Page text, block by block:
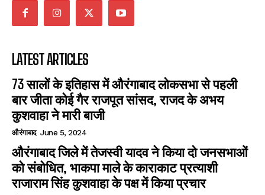
LATEST ARTICLES
73 सालों के इतिहास में औरंगाबाद लोकसभा से पहली
बार जीता कोई गैर राजपूत सांसद, राजद के अभय
कुशवाहा ने मारी बाजी
औरंगाबाद June 5, 2024
औरंगाबाद जिले में तेजस्वी यादव ने किया दो जनसभाओं
को संबोधित, भाकपा माले के काराकाट प्रत्याशी
राजाराम सिंह कुशवाहा के पक्ष में किया प्रचार